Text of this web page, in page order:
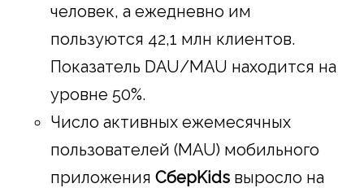
человек, а ежедневно им
пользуются 42,1 млн клиентов.
Показатель DAU/MAU находится на
уровне 50%.
Число активных ежемесячных
пользователей (MAU) мобильного
приложения СберKids выросло на